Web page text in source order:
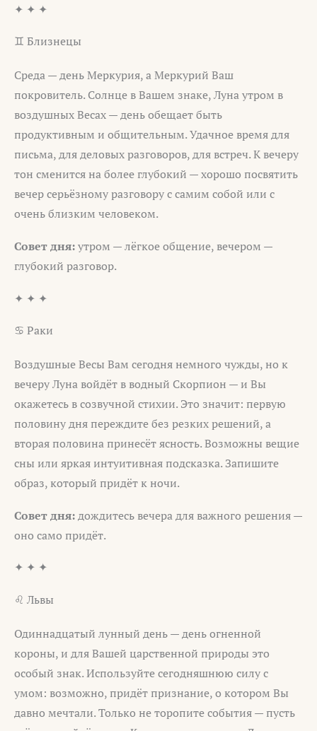
✦ ✦ ✦
♊ Близнецы
Среда — день Меркурия, а Меркурий Ваш
покровитель. Солнце в Вашем знаке, Луна утром в
воздушных Весах — день обещает быть
продуктивным и общительным. Удачное время для
письма, для деловых разговоров, для встреч. К вечеру
тон сменится на более глубокий — хорошо посвятить
вечер серьёзному разговору с самим собой или с
очень близким человеком.
Совет дня:утром — лёгкое общение, вечером —
глубокий разговор.
✦ ✦ ✦
♋ Раки
Воздушные Весы Вам сегодня немного чужды, но к
вечеру Луна войдёт в водный Скорпион — и Вы
окажетесь в созвучной стихии. Это значит: первую
половину дня переждите без резких решений, а
вторая половина принесёт ясность. Возможны вещие
сны или яркая интуитивная подсказка. Запишите
образ, который придёт к ночи.
Совет дня:дождитесь вечера для важного решения —
оно само придёт.
✦ ✦ ✦
♌ Львы
Одиннадцатый лунный день — день огненной
короны, и для Вашей царственной природы это
особый знак. Используйте сегодняшнюю силу с
умом: возможно, придёт признание, о котором Вы
давно мечтали. Только не торопите события — пусть